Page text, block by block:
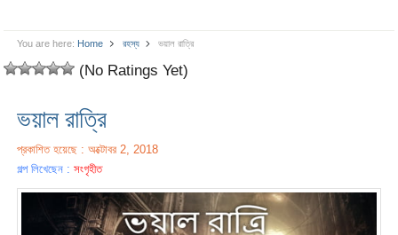
You are here: Home রহস্য ভয়াল রাত্রি
(No Ratings Yet)
ভয়াল রাত্রি
প্রকাশিত হয়েছে : অক্টোবর 2, 2018
গল্প লিখেছেন :সংগৃহীত